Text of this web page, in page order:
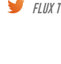
FLUX